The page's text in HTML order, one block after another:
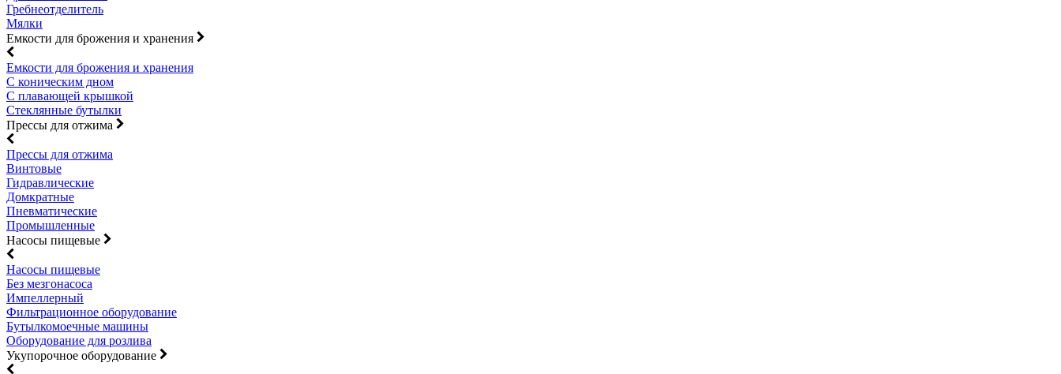
Гребнеотделитель
Мялки
Емкости для брожения и хранения
Емкости для брожения и хранения
С коническим дном
С плавающей крышкой
Стеклянные бутылки
Прессы для отжима
Прессы для отжима
Винтовые
Гидравлические
Домкратные
Пневматические
Промышленные
Насосы пищевые
Насосы пищевые
Без мезгонасоса
Импеллерный
Фильтрационное оборудование
Бутылкомоечные машины
Оборудование для розлива
Укупорочное оборудование